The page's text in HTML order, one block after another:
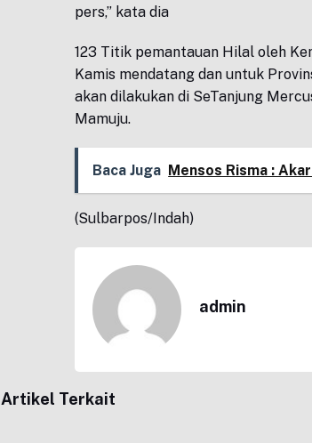
pers,” kata dia
123 Titik pemantauan Hilal oleh
Kamis mendatang dan untuk
akan dilakukan di SeTanjung
Mamuju.
Baca Juga Mensos Risma :
(Sulbarpos/Indah)
admin
Artikel Terkait